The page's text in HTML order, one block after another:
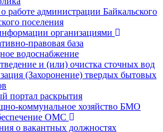
работе администрации Байкальского
поселения
организациями
правовая база
водоснабжение
и (или) очистка сточных вод
(Захоронение) твердых бытовых
портал раскрытия
коммунальное хозяйство БМО
ОМС
о вакантных должностях